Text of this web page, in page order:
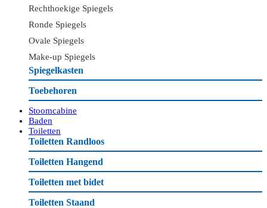
Rechthoekige Spiegels
Ronde Spiegels
Ovale Spiegels
Make-up Spiegels
Spiegelkasten
Toebehoren
Stoomcabine
Baden
Toiletten
Toiletten Randloos
Toiletten Hangend
Toiletten met bidet
Toiletten Staand